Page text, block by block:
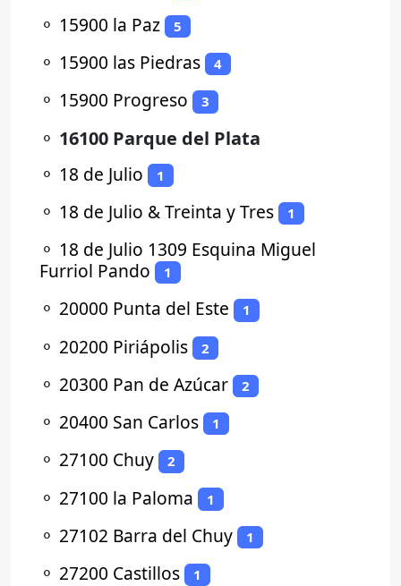
⚬ 15900 la Paz 5
⚬ 15900 las Piedras 4
⚬ 15900 Progreso 3
⚬ 16100 Parque del Plata
⚬ 18 de Julio 1
⚬ 18 de Julio & Treinta y Tres 1
⚬ 18 de Julio 1309 Esquina Miguel
Furriol Pando
1
⚬ 20000 Punta del Este 1
⚬ 20200 Piriápolis 2
⚬ 20300 Pan de Azúcar 2
⚬ 20400 San Carlos 1
⚬ 27100 Chuy 2
⚬ 27100 la Paloma 1
⚬ 27102 Barra del Chuy 1
⚬ 27200 Castillos 1